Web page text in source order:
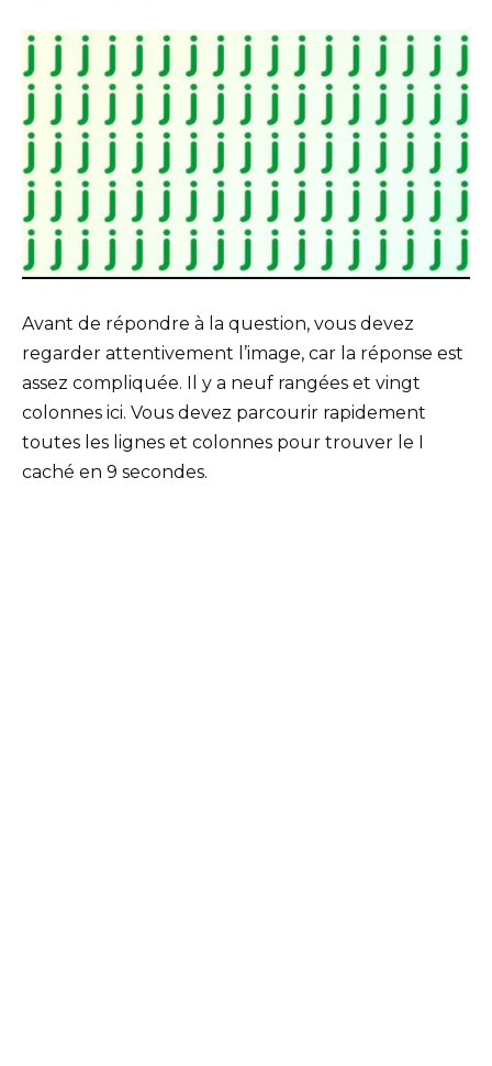
Avant de répondre à la question, vous devez
regarder attentivement l’image, car la réponse est
assez compliquée. Il y a neuf rangées et vingt
colonnes ici. Vous devez parcourir rapidement
toutes les lignes et colonnes pour trouver le I
caché en 9 secondes.